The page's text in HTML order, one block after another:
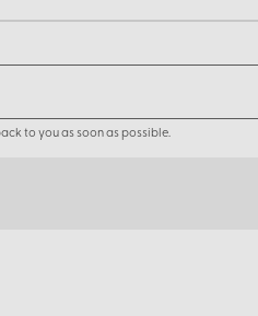
to you as soon as possible.